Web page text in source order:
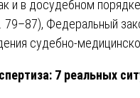
и в досудебном
Федеральный
судебно-
7 реальных